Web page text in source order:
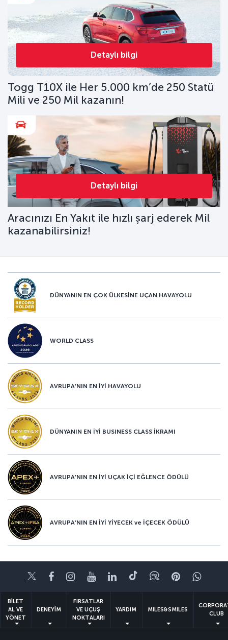
Detaylı bilgi
Togg T10X ile Her 5.000 km’de 250 Statü
Mili ve 250 Mil kazanın!
Detaylı bilgi
Aracınızı En Yakıt ile hızlı şarj ederek Mil
kazanabilirsiniz!
DÜNYANIN EN ÇOK ÜLKESİNE UÇAN HAVAYOLU
WORLD CLASS
AVRUPA’NIN EN İYİ HAVAYOLU
DÜNYANIN EN İYİ BUSINESS CLASS İKRAMI
AVRUPA’NIN EN İYİ UÇAK İÇİ EĞLENCE ÖDÜLÜ
AVRUPA’NIN EN İYİ YİYECEK ve İÇECEK ÖDÜLÜ
TwitterFacebookInstagram
YoutubeLinkedIn
TiktokBlogPinterest
BİLET
AL VE
YÖNET
DENEYİM
FIRSATLAR
VE UÇUŞ
NOKTALARI
YARDIM MILES&SMILES
CLUB